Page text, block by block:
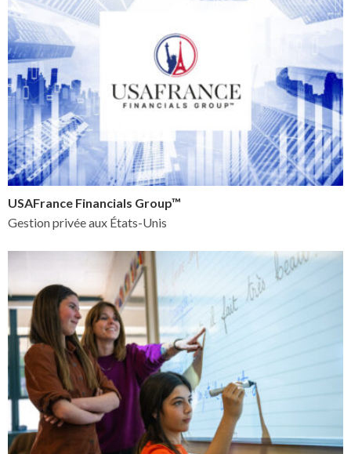
USAFrance Financials Group™
Gestion privée aux États-Unis